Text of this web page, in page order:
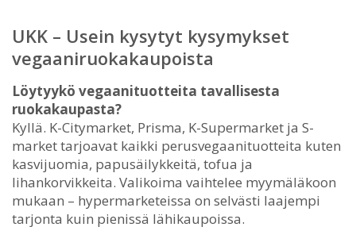
UKK – Usein kysytyt kysymykset
vegaaniruokakaupoista
Löytyykö vegaanituotteita tavallisesta
ruokakaupasta?
Kyllä. K-Citymarket, Prisma, K-Supermarket ja S-
market tarjoavat kaikki perusvegaanituotteita kuten
kasvijuomia, papusäilykkeitä, tofua ja
lihankorvikkeita. Valikoima vaihtelee myymäläkoon
mukaan – hypermarketeissa on selvästi laajempi
tarjonta kuin pienissä lähikaupoissa.